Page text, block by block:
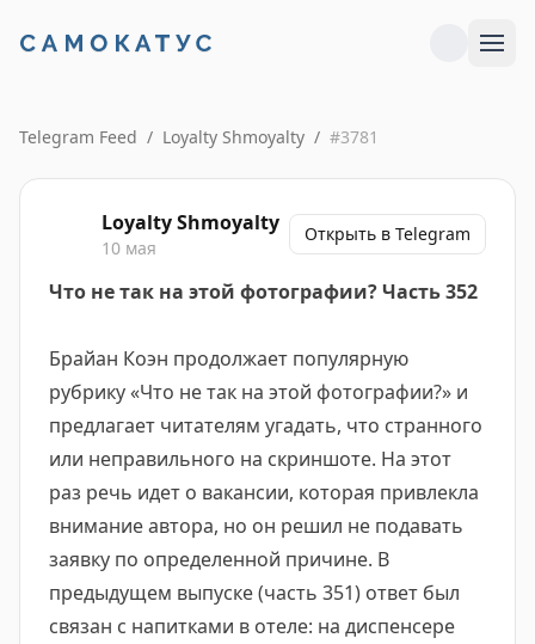
Telegram Feed / Loyalty Shmoyalty / #3781
Loyalty Shmoyalty
10 мая
Открыть в Telegram
Что не так на этой фотографии? Часть 352
Брайан Коэн продолжает популярную
рубрику «Что не так на этой фотографии?» и
предлагает читателям угадать, что странного
или неправильного на скриншоте. На этот
раз речь идет о вакансии, которая привлекла
внимание автора, но он решил не подавать
заявку по определенной причине. В
предыдущем выпуске (часть 351) ответ был
связан с напитками в отеле: на диспенсере